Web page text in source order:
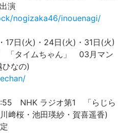
演
nogizaka46/inouenagi/
17日(火)・24日(火)・31日(火)
タイムちゃん」 03月マン
なの)
NHK ラジオ第1 「らじら
﨑桜・池田瑛紗・賀喜遥香)